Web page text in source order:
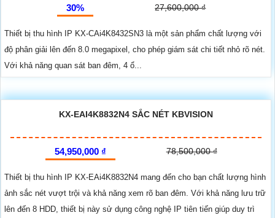
30% 27,600,000 ₫
Thiết bị thu hình IP KX-CAi4K8432SN3 là một sản phẩm chất lượng với
độ phân giải lên đến 8.0 megapixel, cho phép giám sát chi tiết nhỏ rõ nét.
Với khả năng quan sát ban đêm, 4 ổ...
KX-EAI4K8832N4 SẮC NÉT KBVISION
54,950,000 ₫ 78,500,000 ₫
Thiết bị thu hình IP KX-EAi4K8832N4 mang đến cho bạn chất lượng hình
ảnh sắc nét vượt trội và khả năng xem rõ ban đêm. Với khả năng lưu trữ
lên đến 8 HDD, thiết bị này sử dụng công nghệ IP tiên tiến giúp duy trì